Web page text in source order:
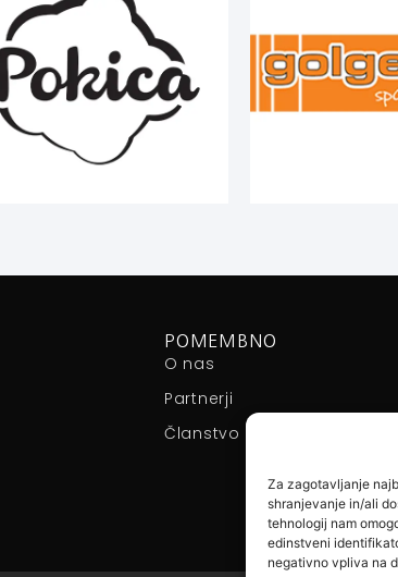
Za zagotavljanje
shranjevanje in/ali
tehnologij nam
edinstveni
negativno vpliva na
POMEMBNO
O nas
Partnerji
Članstvo